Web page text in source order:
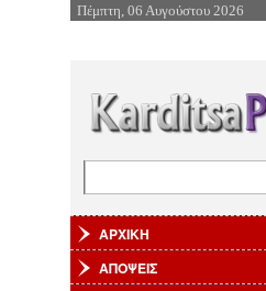
Επιστροφή στην
Πέμπτη, 06 Αυγούστου 2026
ΑΡΧΙΚΗ
ΑΠΟΨΕΙΣ